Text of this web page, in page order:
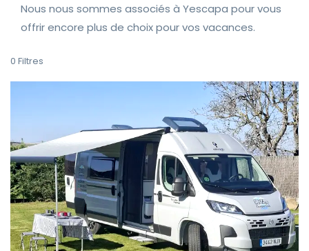
Nous nous sommes associés à Yescapa pour vous
offrir encore plus de choix pour vos vacances.
0 Filtres